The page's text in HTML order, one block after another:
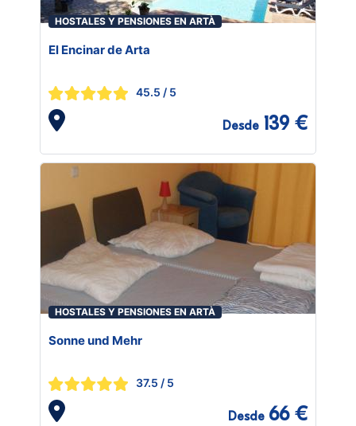
HOSTALES Y PENSIONES EN ARTÀ
El Encinar de Arta
45.5 / 5
Desde 139 €
HOSTALES Y PENSIONES EN ARTÀ
Sonne und Mehr
37.5 / 5
Desde 66 €